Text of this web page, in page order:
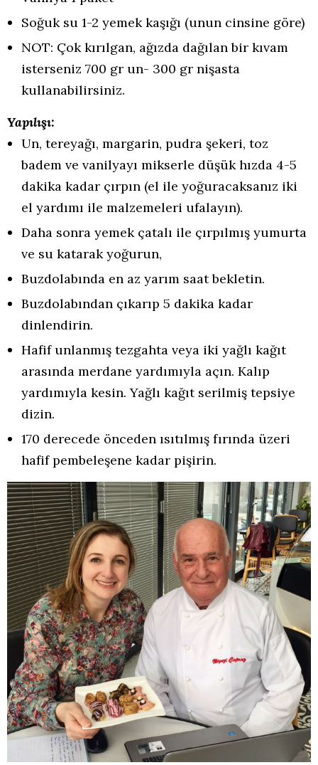
Soğuk su 1-2 yemek kaşığı (unun cinsine göre)
NOT: Çok kırılgan, ağızda dağılan bir kıvam
isterseniz 700 gr un- 300 gr nişasta
kullanabilirsiniz.
Yapılışı:
Un, tereyağı, margarin, pudra şekeri, toz
badem ve vanilyayı mikserle düşük hızda 4-5
dakika kadar çırpın (el ile yoğuracaksanız iki
el yardımı ile malzemeleri ufalayın).
Daha sonra yemek çatalı ile çırpılmış yumurta
ve su katarak yoğurun,
Buzdolabında en az yarım saat bekletin.
Buzdolabından çıkarıp 5 dakika kadar
dinlendirin.
Hafif unlanmış tezgahta veya iki yağlı kağıt
arasında merdane yardımıyla açın. Kalıp
yardımıyla kesin. Yağlı kağıt serilmiş tepsiye
dizin.
170 derecede önceden ısıtılmış fırında üzeri
hafif pembeleşene kadar pişirin.